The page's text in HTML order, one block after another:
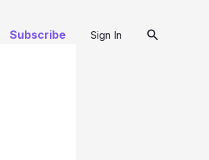
Subscribe Sign In Pesquisar